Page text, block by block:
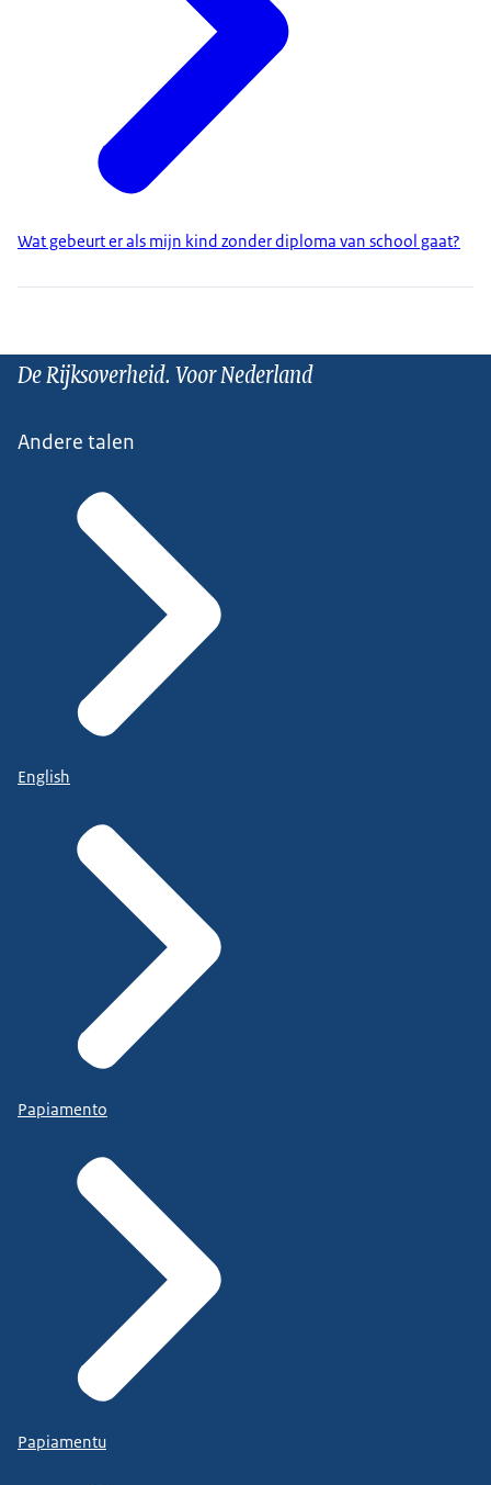
Wat gebeurt er als mijn kind zonder diploma van school gaat?
De Rijksoverheid. Voor Nederland
Andere talen
English
Papiamento
Papiamentu